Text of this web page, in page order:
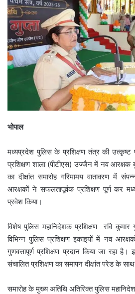
भोपाल
​मध्यप्रदेश पुलिस के प्रशिक्षण तंत्र की उत्कृष्ट
प्रशिक्षण शाला (पीटीएस) उज्जैन में नव आरक्षक
का दीक्षांत समारोह गरिमामय वातावरण में
आरक्षकों ने सफलतापूर्वक प्रशिक्षण पूर्ण कर
प्रवेश किया।
विशेष पुलिस महानिदेशक प्रशिक्षण रवि कुमार
विभिन्न पुलिस प्रशिक्षण इकाइयों में नव
गुणवत्तापूर्ण प्रशिक्षण प्रदान किया जा रहा
संचालित प्रशिक्षण का समापन दीक्षांत परेड के
समारोह के मुख्य अतिथि अतिरिक्त पुलिस